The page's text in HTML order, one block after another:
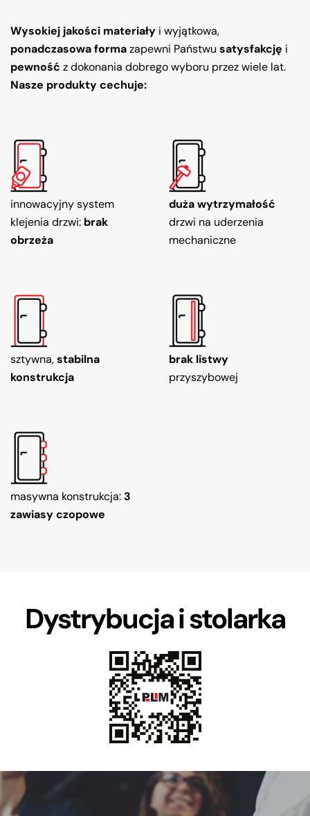
Wysokiej jakości materiały i wyjątkowa,
ponadczasowa formazapewni Państwu satysfakcję i
pewność z dokonania dobrego wyboru przez wiele lat.
Nasze produkty cechuje:
innowacyjny system
klejenia drzwi: brak
obrzeża
duża wytrzymałość
drzwi na uderzenia
mechaniczne
sztywna,stabilna
konstrukcja
brak listwy
przyszybowej
masywna konstrukcja:3
zawiasy czopowe
Dystrybucja i stolarka